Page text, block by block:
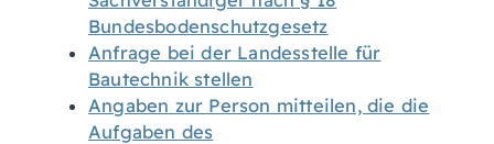
Bundesbodenschutzgesetz
Anfrage bei der Landesstelle für
Bautechnik stellen
Angaben zur Person mitteilen, die die
Aufgaben des